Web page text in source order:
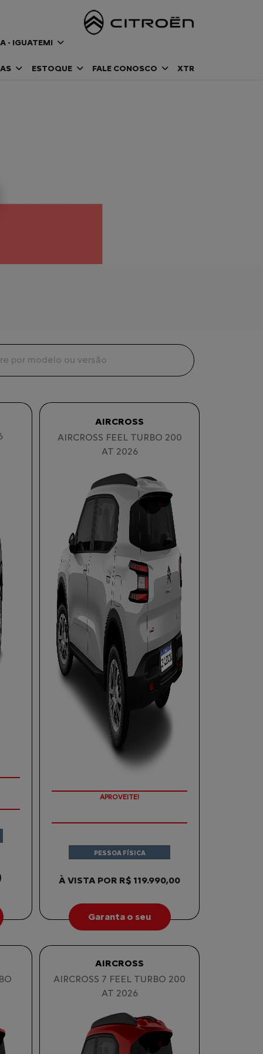
- IGUATEMI
ESTOQUE FALE CONOSCO XTR
AIRCROSS
AIRCROSS FEEL TURBO 200
AT 2026
APROVEITE!
À VISTA POR R$ 119.990,00
PESSOA FÍSICA
Garanta o seu
AIRCROSS
AIRCROSS 7 FEEL TURBO 200
AT 2026